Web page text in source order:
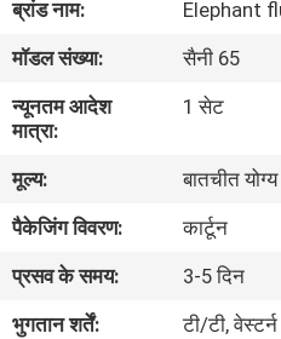
में
कारखाना
भ्रमण
गुणवत्ता
नियंत्रण
ब्रांड नाम:
Elephant
मॉडल संख्या:
सैनी 65
न्यूनतम आदेश
मात्रा:
1 सेट
मूल्य:
बातचीत योग्य
पैकेजिंग विवरण:
कार्टून
प्रसव के समय:
3-5 दिन
भुगतान शर्तें:
टी/टी,